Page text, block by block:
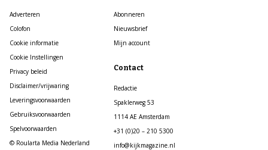
Adverteren
Colofon
Cookie informatie
Cookie Instellingen
Privacy beleid
Disclaimer/vrijwaring
Leveringsvoorwaarden
Gebruiksvoorwaarden
Spelvoorwaarden
© Roularta Media Nederland
Abonneren
Nieuwsbrief
Mijn account
Contact
Redactie
Spaklerweg 53
1114 AE Amsterdam
+31 (0)20 – 210 5300
info@kijkmagazine.nl